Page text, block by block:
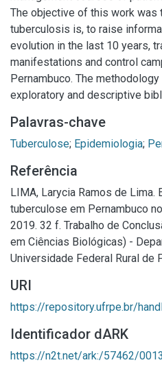
The objective of this work was
tuberculosis is, to raise
evolution in the last 10 years,
manifestations and control
Pernambuco. The
exploratory and descriptive
Palavras-chave
Tuberculose; Epidemiologia;
Referência
LIMA, Larycia Ramos de Lima.
tuberculose em Pernambuco
2019. 32 f. Trabalho de
em Ciências Biológicas) -
Universidade Federal Rural de
URI
https://repository.ufrpe.br/
Identificador dARK
https://n2t.net/ark:/57462/